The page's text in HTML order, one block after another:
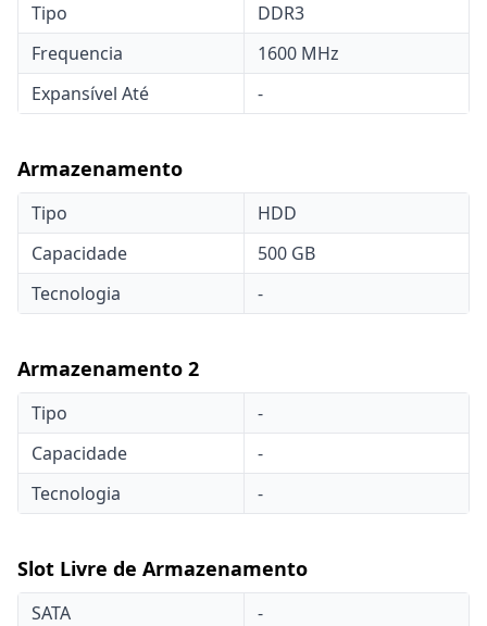
Tipo
DDR3
Frequencia
1600 MHz
Expansível Até
-
Armazenamento
Tipo
HDD
Capacidade
500 GB
Tecnologia
-
Armazenamento 2
Tipo
-
Capacidade
-
Tecnologia
-
Slot Livre de Armazenamento
SATA
-